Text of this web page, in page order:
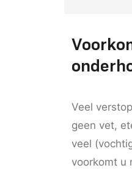
Veel
geen vet,
veel
voorkomt u